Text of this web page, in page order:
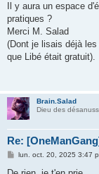
Il y aura un espace
pratiques ?
Merci M. Salad
(Dont je lisais déjà
que Libé était gratuit).
Brain.Salad
Dieu des
Re:
M
s
lun. oct. 20, 2025 3:47